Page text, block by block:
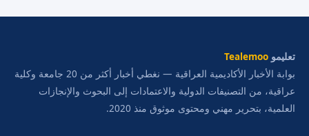
تعليمو Tealemoo
بوابة الأخبار الأكاديمية العراقية — نغطي أخبار أكثر من 20 جامعة وكلية
عراقية، من التصنيفات الدولية والاعتمادات إلى البحوث والإنجازات
العلمية، بتحرير مهني ومحتوى موثوق منذ 2020.